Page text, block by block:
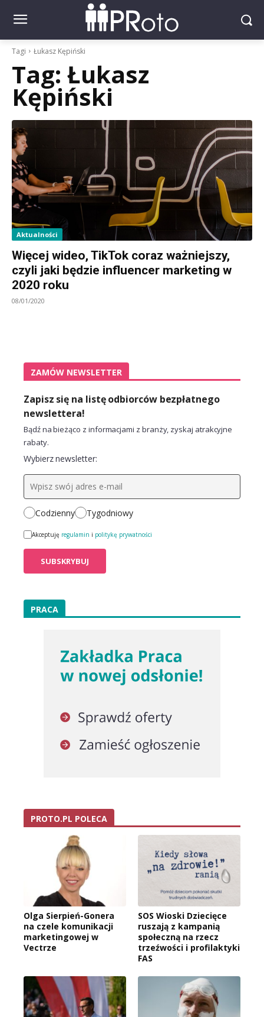
Tagi Łukasz Kępiński
Tag: Łukasz
Kępiński
Aktualności
Więcej wideo, TikTok coraz ważniejszy,
czyli jaki będzie influencer marketing w
2020 roku
08/01/2020
ZAMÓW NEWSLETTER
Zapisz się na listę odbiorców bezpłatnego
newslettera!
Bądź na bieżąco z informacjami z branży, zyskaj atrakcyjne
rabaty.
Wybierz newsletter:
Codzienny Tygodniowy
Akceptuję regulamin i politykę prywatności
PRACA
PROTO.PL POLECA
Olga Sierpień-Gonera
na czele komunikacji
marketingowej w
Vectrze
SOS Wioski Dziecięce
ruszają z kampanią
społeczną na rzecz
trzeźwości i profilaktyki
FAS